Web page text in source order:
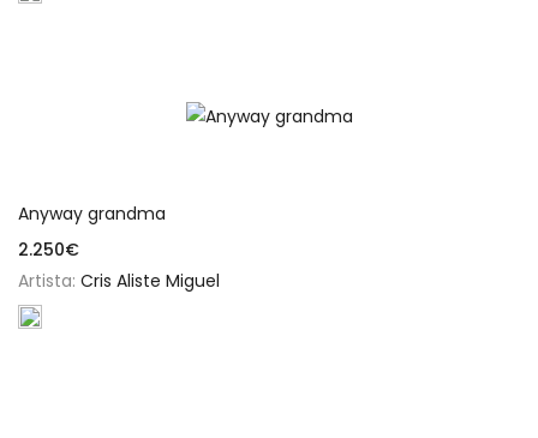
Anyway grandma
2.250€
Artista: Cris Aliste Miguel